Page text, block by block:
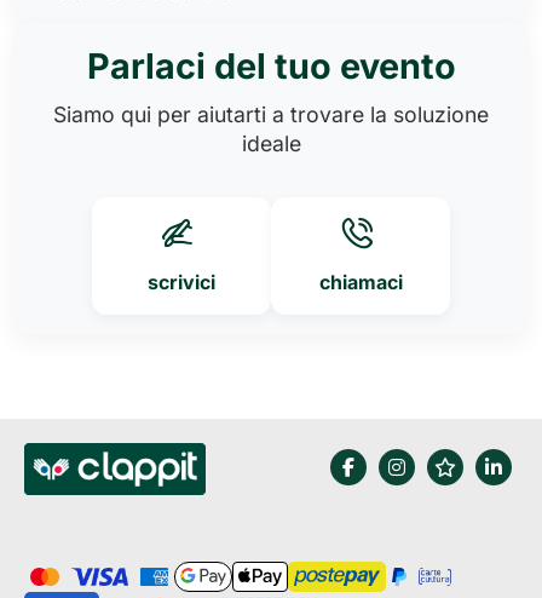
Parlaci del tuo evento
Siamo qui per aiutarti a trovare la soluzione
ideale
scrivici chiamaci